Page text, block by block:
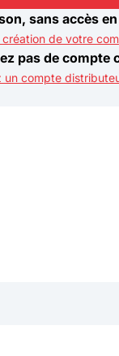
sans accès
création de votre
pas de compte
un compte